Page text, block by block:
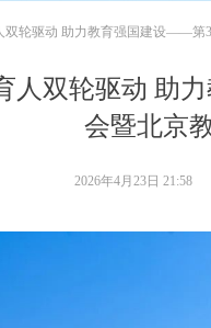
人双轮驱动 助
会暨北京
双轮驱动 助力教育强国建设——第
2026年4月23日 21:58